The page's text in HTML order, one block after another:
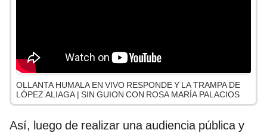
OLLANTA HUMALA EN VIVO RESPONDE Y LA TRAMPA DE
LÓPEZ ALIAGA | SIN GUION CON ROSA MARÍA PALACIOS
Así, luego de realizar una audiencia pública y